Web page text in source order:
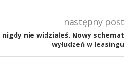
następny post
nie widziałeś. Nowy schemat
wyłudzeń w leasingu